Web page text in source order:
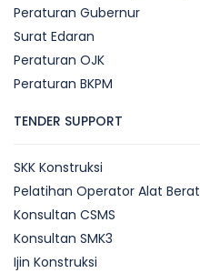
Peraturan Gubernur
Surat Edaran
Peraturan OJK
Peraturan BKPM
TENDER SUPPORT
SKK Konstruksi
Pelatihan Operator Alat Berat
Konsultan CSMS
Konsultan SMK3
Ijin Konstruksi